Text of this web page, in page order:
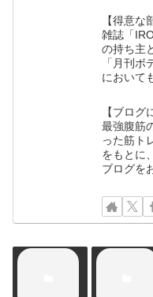
【得意な
雑誌「
の持ち主
「月刊
において
【ブログ
最強腹筋
った筋ト
をもとに
ブログを